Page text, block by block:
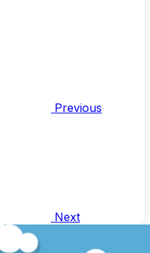
Previous
Next